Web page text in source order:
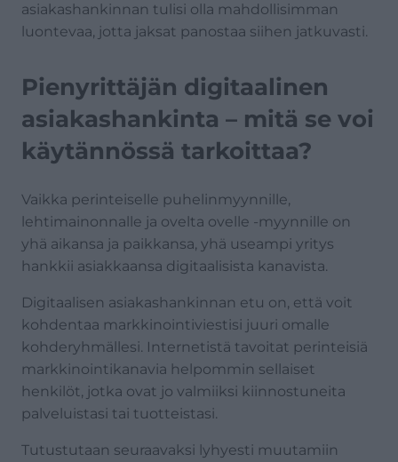
asiakashankinnan tulisi olla mahdollisimman
luontevaa, jotta jaksat panostaa siihen jatkuvasti.
Pienyrittäjän digitaalinen
asiakashankinta – mitä se voi
käytännössä tarkoittaa?
Vaikka perinteiselle puhelinmyynnille,
lehtimainonnalle ja ovelta ovelle -myynnille on
yhä aikansa ja paikkansa, yhä useampi yritys
hankkii asiakkaansa digitaalisista kanavista.
Digitaalisen asiakashankinnan etu on, että voit
kohdentaa markkinointiviestisi juuri omalle
kohderyhmällesi. Internetistä tavoitat perinteisiä
markkinointikanavia helpommin sellaiset
henkilöt, jotka ovat jo valmiiksi kiinnostuneita
palveluistasi tai tuotteistasi.
Tutustutaan seuraavaksi lyhyesti muutamiin